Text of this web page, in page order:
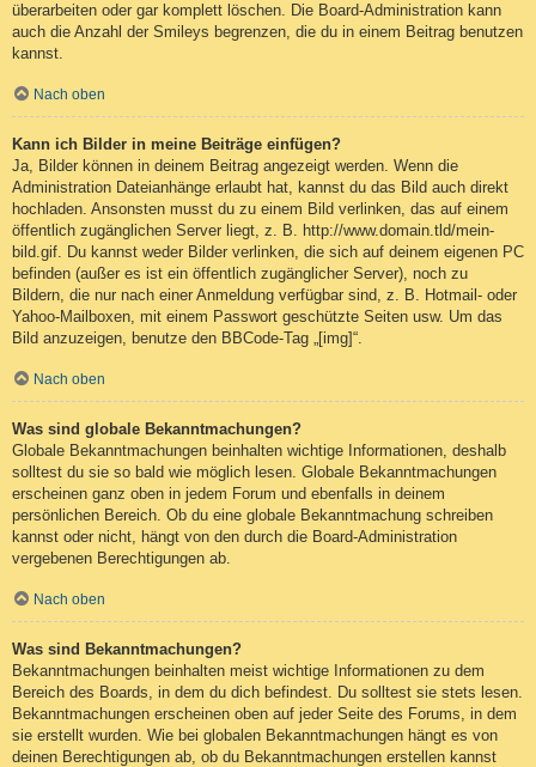
überarbeiten oder gar komplett löschen. Die Board-Administration kann
auch die Anzahl der Smileys begrenzen, die du in einem Beitrag benutzen
kannst.
Nach oben
Kann ich Bilder in meine Beiträge einfügen?
Ja, Bilder können in deinem Beitrag angezeigt werden. Wenn die
Administration Dateianhänge erlaubt hat, kannst du das Bild auch direkt
hochladen. Ansonsten musst du zu einem Bild verlinken, das auf einem
öffentlich zugänglichen Server liegt, z. B. http://www.domain.tld/mein-
bild.gif. Du kannst weder Bilder verlinken, die sich auf deinem eigenen PC
befinden (außer es ist ein öffentlich zugänglicher Server), noch zu
Bildern, die nur nach einer Anmeldung verfügbar sind, z. B. Hotmail- oder
Yahoo-Mailboxen, mit einem Passwort geschützte Seiten usw. Um das
Bild anzuzeigen, benutze den BBCode-Tag „[img]“.
Nach oben
Was sind globale Bekanntmachungen?
Globale Bekanntmachungen beinhalten wichtige Informationen, deshalb
solltest du sie so bald wie möglich lesen. Globale Bekanntmachungen
erscheinen ganz oben in jedem Forum und ebenfalls in deinem
persönlichen Bereich. Ob du eine globale Bekanntmachung schreiben
kannst oder nicht, hängt von den durch die Board-Administration
vergebenen Berechtigungen ab.
Nach oben
Was sind Bekanntmachungen?
Bekanntmachungen beinhalten meist wichtige Informationen zu dem
Bereich des Boards, in dem du dich befindest. Du solltest sie stets lesen.
Bekanntmachungen erscheinen oben auf jeder Seite des Forums, in dem
sie erstellt wurden. Wie bei globalen Bekanntmachungen hängt es von
deinen Berechtigungen ab, ob du Bekanntmachungen erstellen kannst